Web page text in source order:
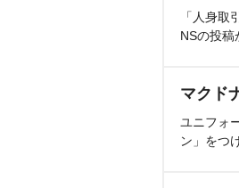
も。
いフェイ
「人身
NSの投稿
マクド
ユニフォ
ン」をつ